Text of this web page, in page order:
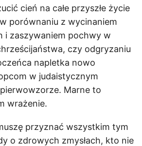
cień na całe przyszłe życie
porównaniu z wycinaniem
i zaszywaniem pochwy w
czy odgryzaniu
napletka nowo
w judaistycznym
Marne to
wrażenie.
przyznać wszystkim tym
o zdrowych zmysłach, kto nie